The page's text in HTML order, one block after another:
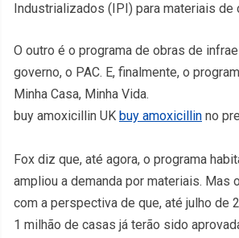
Industrializados (IPI) para materiais de
O outro é o programa de obras de
governo, o PAC. E, finalmente, o
Minha Casa, Minha Vida.
buy amoxicillin UK buy amoxicillin no
Fox diz que, até agora, o programa
ampliou a demanda por materiais. Mas
com a perspectiva de que, até julho de
1 milhão de casas já terão sido